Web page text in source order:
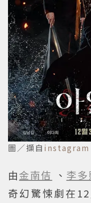
圖／擷自 instagram
由金南佶 、 李多
奇幻驚悚劇在